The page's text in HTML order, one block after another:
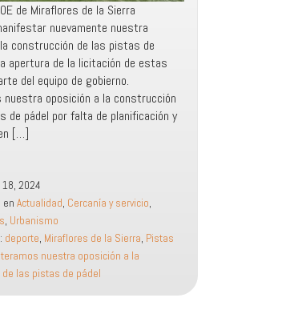
de Miraflores de la Sierra
nuevamente nuestra
construcción de las pistas de
apertura de la licitación de estas
del equipo de gobierno.
nuestra oposición a la construcción
de pádel por falta de planificación y
[…]
2024
en Actualidad, Cercanía y servicio,
, Urbanismo
deporte, Miraflores de la Sierra, Pistas
nuestra oposición a la
las pistas de pádel